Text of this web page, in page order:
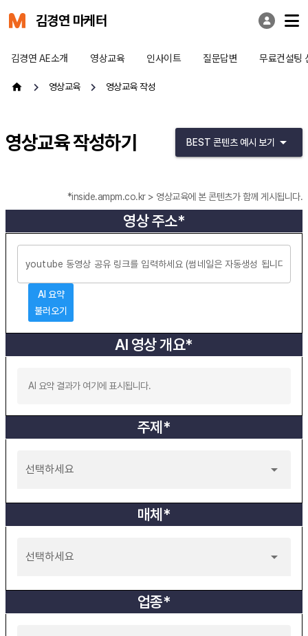
김경연 마케터
김경연 AE소개 영상교육 인사이트 질문답변 무료컨설팅
영상교육 영상교육 작성
영상교육 작성하기 BEST 콘텐츠 예시 보기
*inside.ampm.co.kr > 영상교육에 본 콘텐츠가 함께 게시됩니다.
영상 주소*
AI 요약
불러오기
AI 영상 개요*
AI 요약 결과가 여기에 표시됩니다.
주제*
선택하세요
매체*
선택하세요
업종*